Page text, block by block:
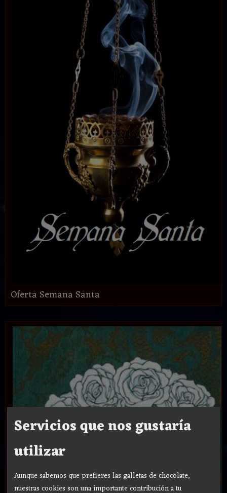
Oferta Semana Santa
Servicios que nos gustaría
utilizar
Aunque sabemos que prefieres las galletas de chocolate,
nuestras cookies son una importante contribución a tu